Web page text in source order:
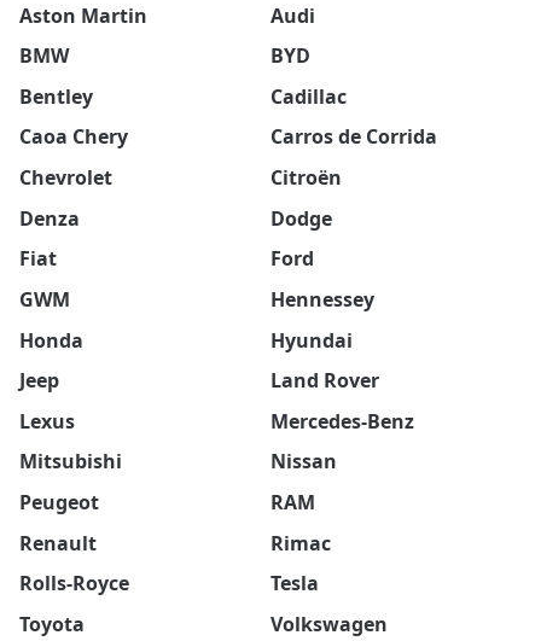
Aston Martin
Audi
BMW
BYD
Bentley
Cadillac
Caoa Chery
Carros de Corrida
Chevrolet
Citroën
Denza
Dodge
Fiat
Ford
GWM
Hennessey
Honda
Hyundai
Jeep
Land Rover
Lexus
Mercedes-Benz
Mitsubishi
Nissan
Peugeot
RAM
Renault
Rimac
Rolls-Royce
Tesla
Toyota
Volkswagen